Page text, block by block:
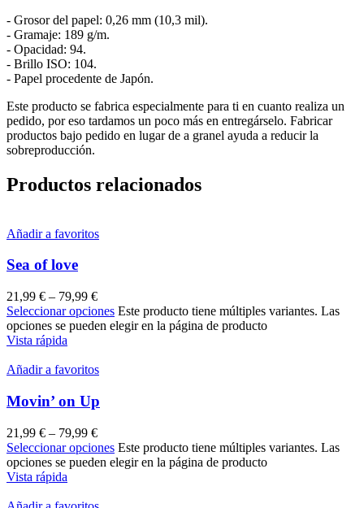
- Grosor del papel: 0,26 mm (10,3 mil).
- Gramaje: 189 g/m.
- Opacidad: 94.
- Brillo ISO: 104.
- Papel procedente de Japón.
Este producto se fabrica especialmente para ti en cuanto realiza un
pedido, por eso tardamos un poco más en entregárselo. Fabricar
productos bajo pedido en lugar de a granel ayuda a reducir la
sobreproducción.
Productos relacionados
Añadir a favoritos
Sea of love
21,99 € – 79,99 €
Seleccionar opciones Este producto tiene múltiples variantes. Las
opciones se pueden elegir en la página de producto
Vista rápida
Añadir a favoritos
Movin’ on Up
21,99 € – 79,99 €
Seleccionar opciones Este producto tiene múltiples variantes. Las
opciones se pueden elegir en la página de producto
Vista rápida